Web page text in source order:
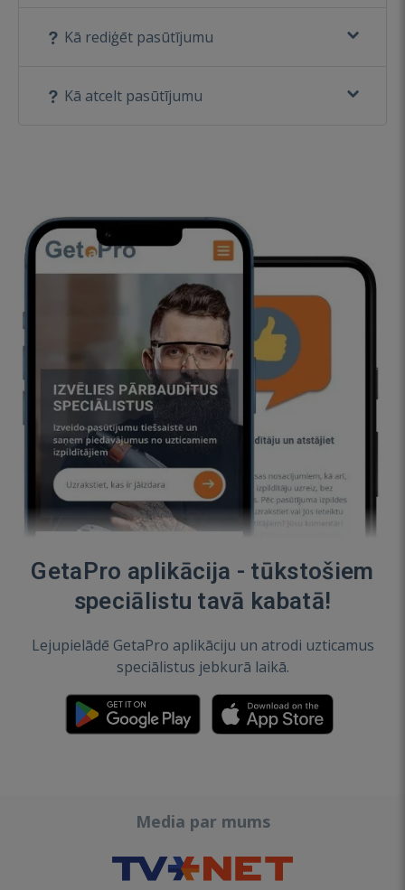
Kā rediģēt pasūtījumu
Kā atcelt pasūtījumu
GetaPro aplikācija - tūkstošiem
speciālistu tavā kabatā!
Lejupielādē GetaPro aplikāciju un atrodi uzticamus
speciālistus jebkurā laikā.
Media par mums